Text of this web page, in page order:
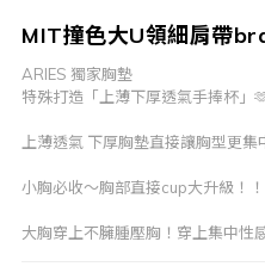
MIT撞色大U領細肩帶
ARIES 獨家胸墊
特殊打造「上薄下厚透氣手捧杯」
上薄透氣 下厚胸墊直接讓胸型更
小胸必收～胸部直接cup大升級！！
大胸穿上不臃腫壓胸！穿上集中性